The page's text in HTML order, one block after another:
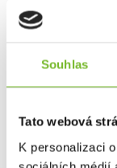
Souhlas
Tato webová
K personalizaci
značky
a outdoorovým
jejich vášeň pro
materiálům,
volbou
světě. Bez ohledu